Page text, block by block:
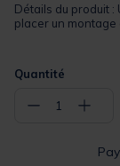
Détails du produit
placer un montage
Quantité
− 1 +